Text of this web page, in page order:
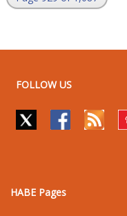
FOLLOW US
HABE Pages